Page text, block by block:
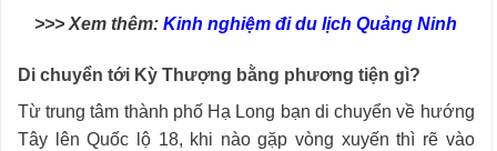
>>> Xem thêm: Kinh nghiệm đi du lịch Quảng Ninh
Di chuyển tới Kỳ Thượng bằng phương tiện gì?
Từ trung tâm thành phố Hạ Long bạn di chuyển về hướng
Tây lên Quốc lộ 18, khi nào gặp vòng xuyến thì rẽ vào